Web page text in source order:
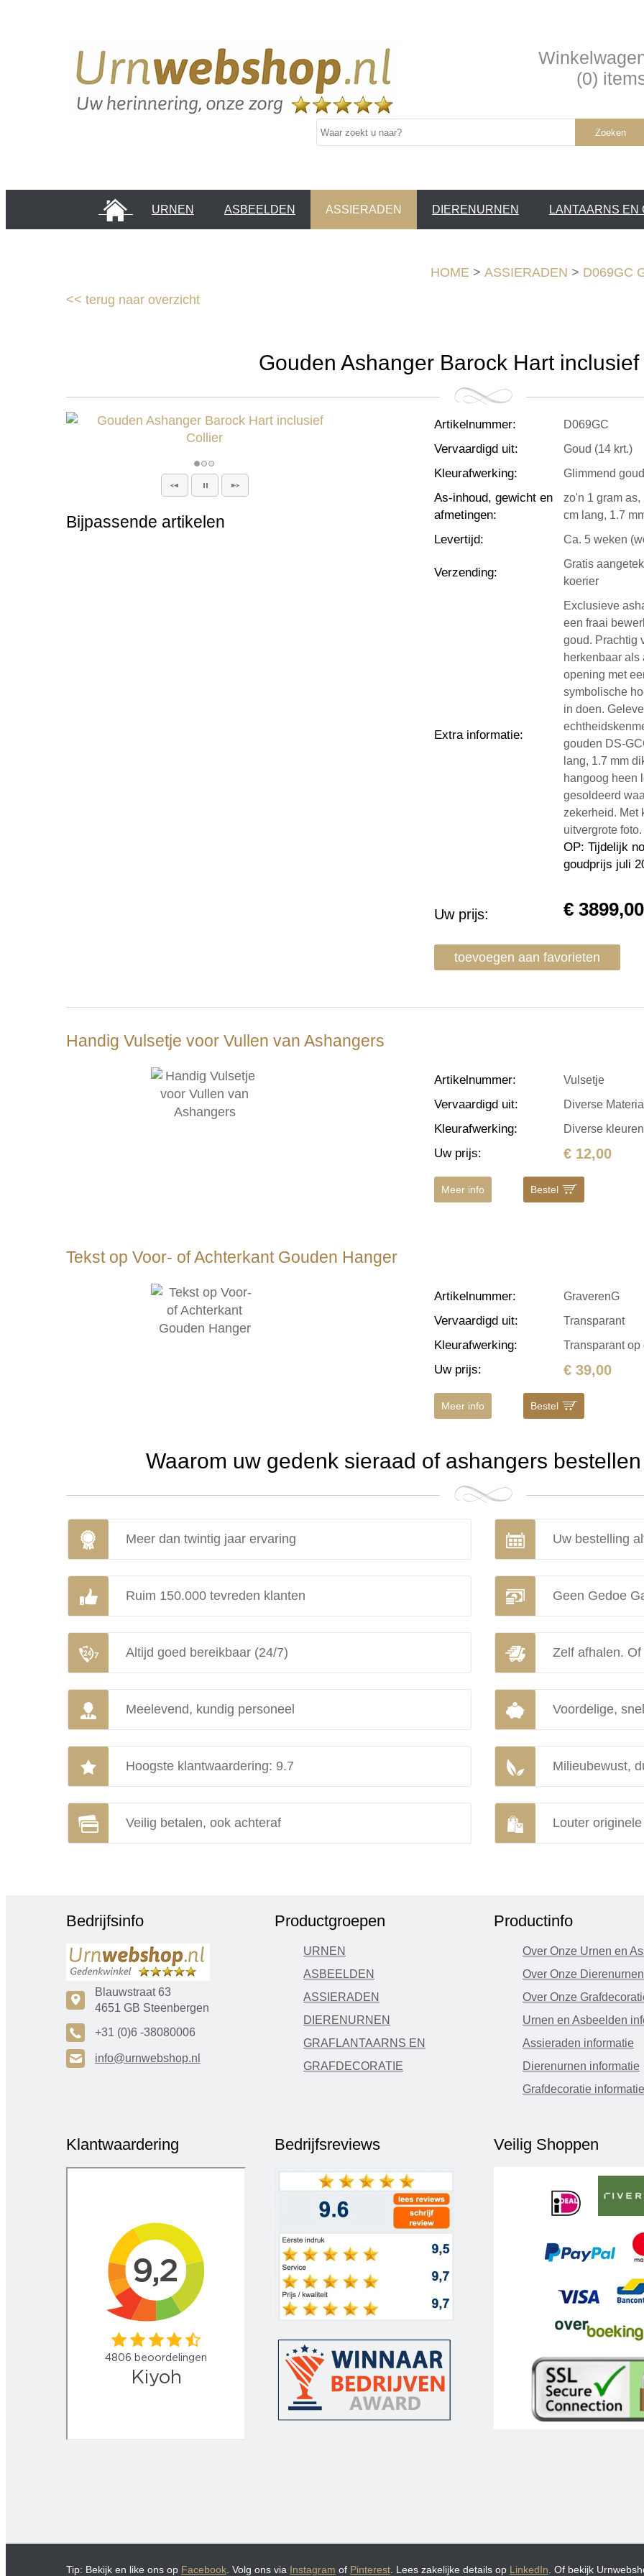
(0)
Zoeken
HOME URNEN ASBEELDEN ASSIERADEN DIERENURNEN LANTAARNS EN
HOME > ASSIERADEN > D069GC
<< terug naar overzicht
Gouden Ashanger Barock Hart
Artikelnummer: D069GC
Vervaardigd uit: Goud (14 krt.)
Kleurafwerking: Glimmend goud
As-inhoud, gewicht en
afmetingen:
zo'n 1 gram
cm lang, 1.7
Levertijd: Ca. 5 weken
Verzending:
Gratis
koerier
Extra informatie:
Exclusieve
een fraai
goud. Prachtig
herkenbaar als
opening met
symbolische
in doen.
gouden DS-
lang, 1.7 mm
hangoog heen
gesoldeerd
zekerheid. Met
uitvergrote
OP: Tijdelijk
goudprijs juli
Uw prijs: €3899,00
toevoegen aan favorieten
Bijpassende artikelen
Handig Vulsetje voor Vullen van Ashangers
Artikelnummer: Vulsetje
Vervaardigd uit: Diverse
Kleurafwerking: Diverse kleuren
Uw prijs: € 12,00
Meer info Bestel
Tekst op Voor- of Achterkant Gouden Hanger
Artikelnummer: GraverenG
Vervaardigd uit: Transparant
Kleurafwerking: Transparant op
Uw prijs: € 39,00
Meer info Bestel
Waarom uw gedenk sieraad of ashangers
Meer dan twintig jaar ervaring Uw bestelling
Ruim 150.000 tevreden klanten Geen Gedoe
Altijd goed bereikbaar (24/7) Zelf afhalen.
Meelevend, kundig personeel Voordelige,
Hoogste klantwaardering: 9.7 Milieubewust,
Veilig betalen, ook achteraf Louter
Bedrijfsinfo
c
Blauwstraat 63
4651 GB Steenbergen
A +31 (0)6 -38080006
H info@urnwebshop.nl
Productgroepen
URNEN
ASBEELDEN
ASSIERADEN
DIERENURNEN
GRAFLANTAARNS EN
GRAFDECORATIE
Productinfo
Over Onze Urnen en
Over Onze Dierenurnen
Over Onze
Urnen en Asbeelden
Assieraden informatie
Dierenurnen informatie
Grafdecoratie informatie
Klantwaardering Bedrijfsreviews Veilig Shoppen
Tip: Bekijk en like ons op Facebook . Volg ons via Instagram of Pinterest . Lees zakelijke details op LinkedIn . Of bekijk